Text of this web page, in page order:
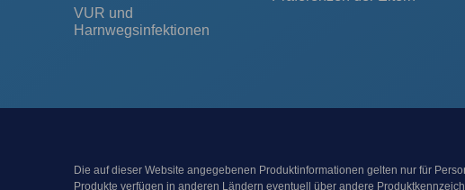
VUR und
Harnwegsinfektionen
Die auf dieser Website angegebenen Produktinformationen gelten nur für
Produkte verfügen in anderen Ländern eventuell über andere